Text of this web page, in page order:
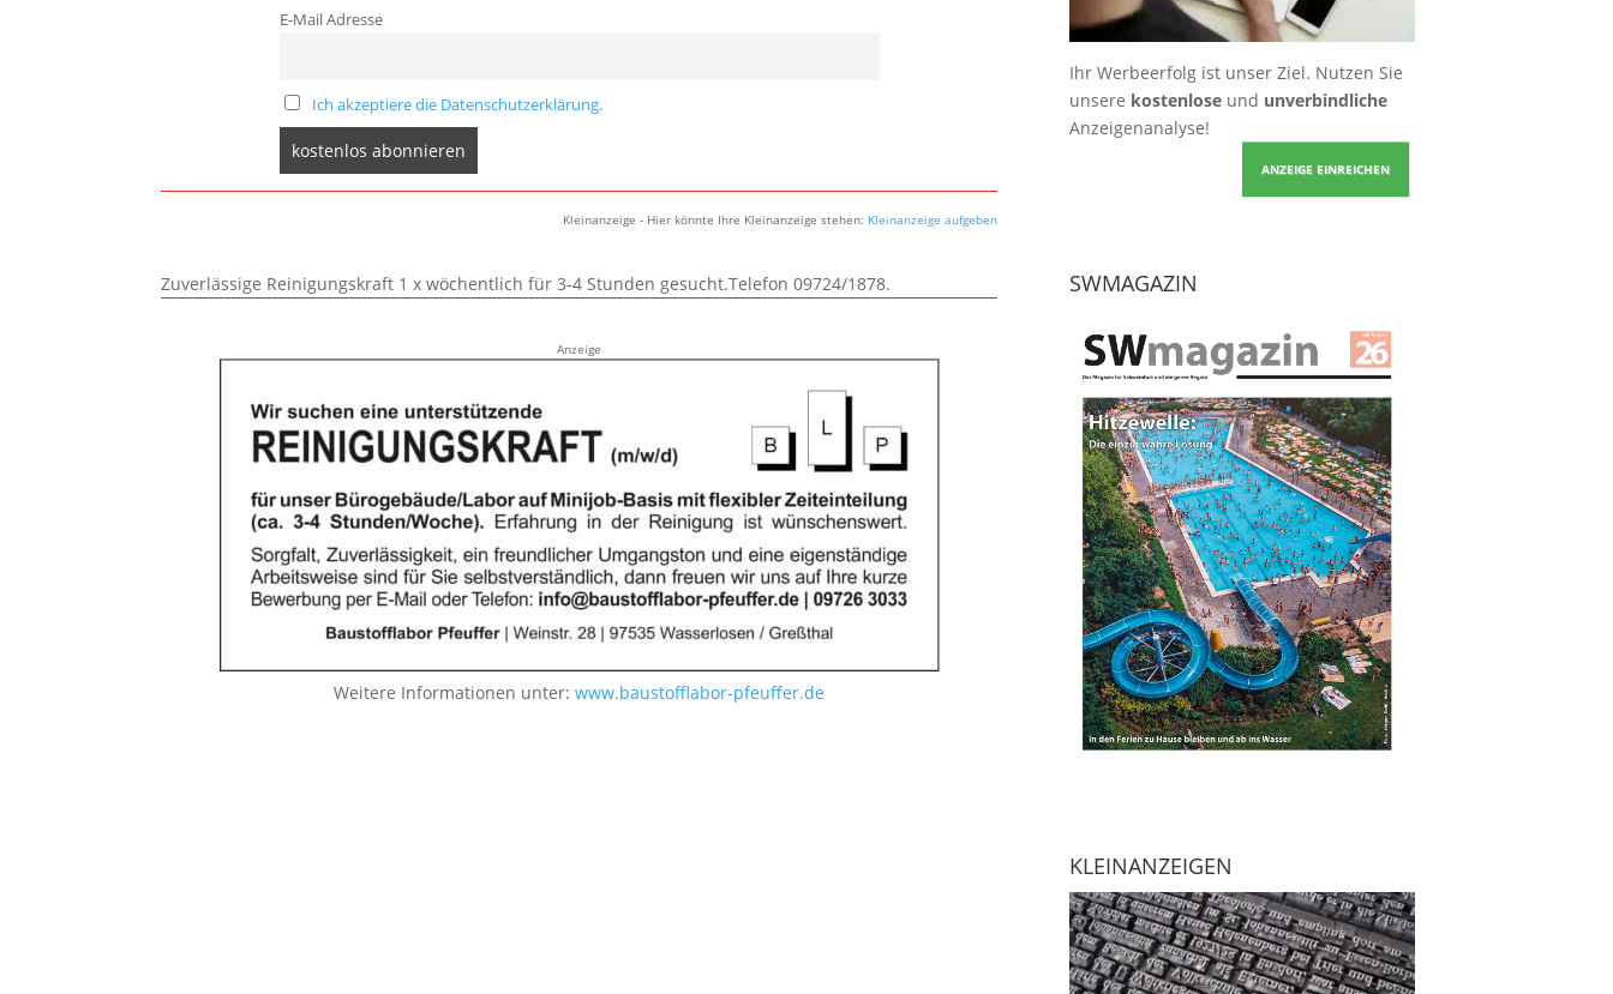
E-Mail Adresse
Ich akzeptiere die Datenschutzerklärung.
Kleinanzeige - Hier könnte Ihre Kleinanzeige stehen: Kleinanzeige aufgeben
Zuverlässige Reinigungskraft 1 x wöchentlich für 3-4 Stunden gesucht.Telefon 09724/1878.
Anzeige
Weitere Informationen unter:www.baustofflabor-pfeuffer.de
Ihr Werbeerfolg ist unser Ziel. Nutzen Sie
unsere kostenloseund unverbindliche
Anzeigenanalyse!
ANZEIGE EINREICHEN
SWMAGAZIN
KLEINANZEIGEN